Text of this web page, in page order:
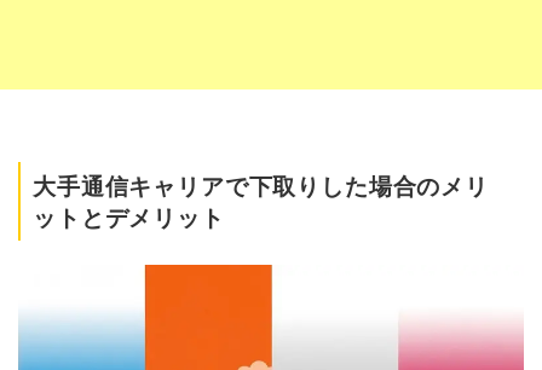
大手通信キャリアで下取りした場合のメリ
ットとデメリット